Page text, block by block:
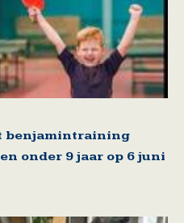
benjamintraining
onder 9 jaar op 6 juni